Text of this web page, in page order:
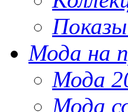
Мода на
Мода
Мода